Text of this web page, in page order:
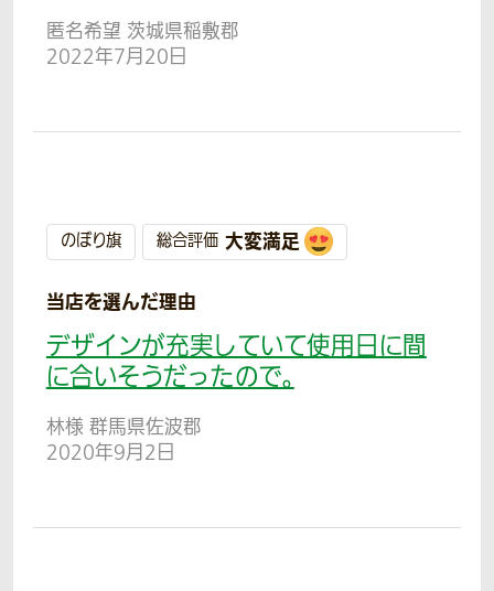
匿名希望 茨城県稲敷郡
2022年7月20日
のぼり旗 総合評価 大変満足
当店を選んだ理由
デザインが充実していて使用日に間
に合いそうだったので。
林様 群馬県佐波郡
2020年9月2日